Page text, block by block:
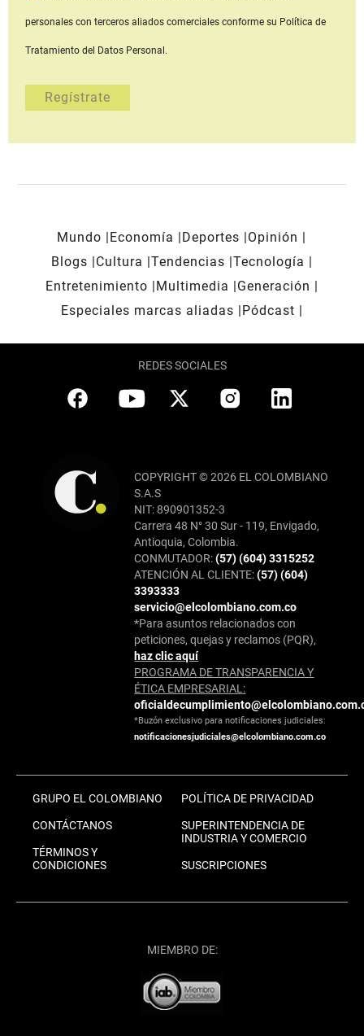
personales con terceros aliados comerciales conforme su Política de
Tratamiento del Datos Personal.
Mundo Economía Deportes
Opinión
Blogs
Cultura Tendencias Tecnología
Entretenimiento
Multimedia
Generación
Especiales marcas aliadas
Pódcast
REDES SOCIALES
COPYRIGHT © 2026 EL COLOMBIANO
S.A.S
NIT: 890901352-3
Carrera 48 N° 30 Sur - 119, Envigado,
Antioquia, Colombia.
CONMUTADOR:(57) (604) 3315252
ATENCIÓN AL CLIENTE:(57) (604)
3393333
servicio@elcolombiano.com.co
*Para asuntos relacionados con
peticiones, quejas y reclamos (PQR),
haz clic aquí
PROGRAMA DE TRANSPARENCIA Y
ÉTICA EMPRESARIAL:
*Buzón exclusivo para notificaciones judiciales:
notificacionesjudiciales@elcolombiano.com.co
GRUPO EL COLOMBIANO
CONTÁCTANOS
TÉRMINOS Y
CONDICIONES
POLÍTICA DE PRIVACIDAD
SUPERINTENDENCIA DE
INDUSTRIA Y COMERCIO
SUSCRIPCIONES
MIEMBRO DE: